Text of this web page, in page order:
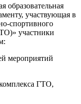
образовательная
участвующая в
спортивного
участники
мероприятий
ГТО,